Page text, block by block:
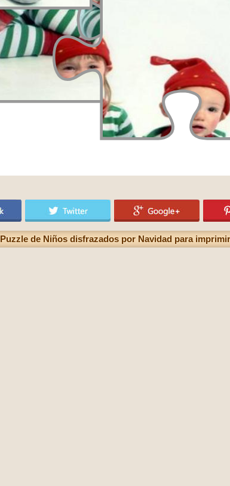
Puzzle de Niños disfrazados por Navidad para imprimir